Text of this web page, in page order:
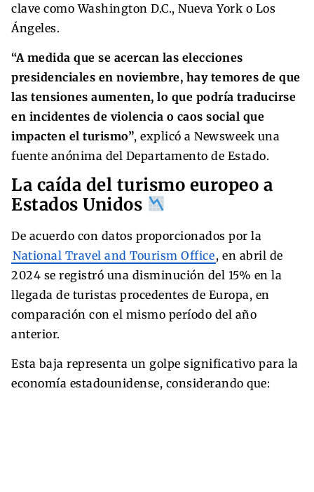
clave como Washington D.C., Nueva York o Los
Ángeles.
“A medida que se acercan las elecciones
presidenciales en noviembre, hay temores de que
las tensiones aumenten, lo que podría traducirse
en incidentes de violencia o caos social que
impacten el turismo”, explicó a Newsweek una
fuente anónima del Departamento de Estado.
La caída del turismo europeo a
Estados Unidos
De acuerdo con datos proporcionados por la
National Travel and Tourism Office, en abril de
2024 se registró una disminución del 15% en la
llegada de turistas procedentes de Europa, en
comparación con el mismo período del año
anterior.
Esta baja representa un golpe significativo para la
economía estadounidense, considerando que: